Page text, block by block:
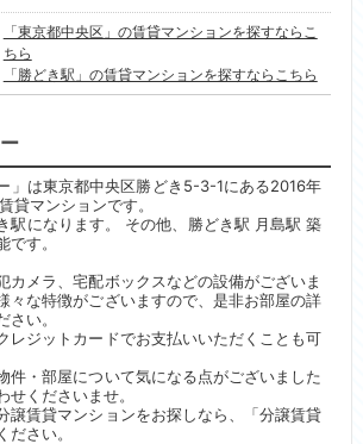
「東京都中央区」の賃貸マンションを探すならこ
ちら
「勝どき駅」の賃貸マンションを探すならこちら
」は東京都中央区勝どき5-3-1にある2016年
貸マンションです。
駅になります。 その他、勝どき駅 月島駅 築
す。
カメラ、宅配ボックスなどの設備がございま
々な特徴がございますので、是非お部屋の詳
い。
レジットカードでお支払いいただくことも可
件・部屋について気になる点がございました
せくださいませ。
譲賃貸マンションをお探しなら、「分譲賃貸
さい。